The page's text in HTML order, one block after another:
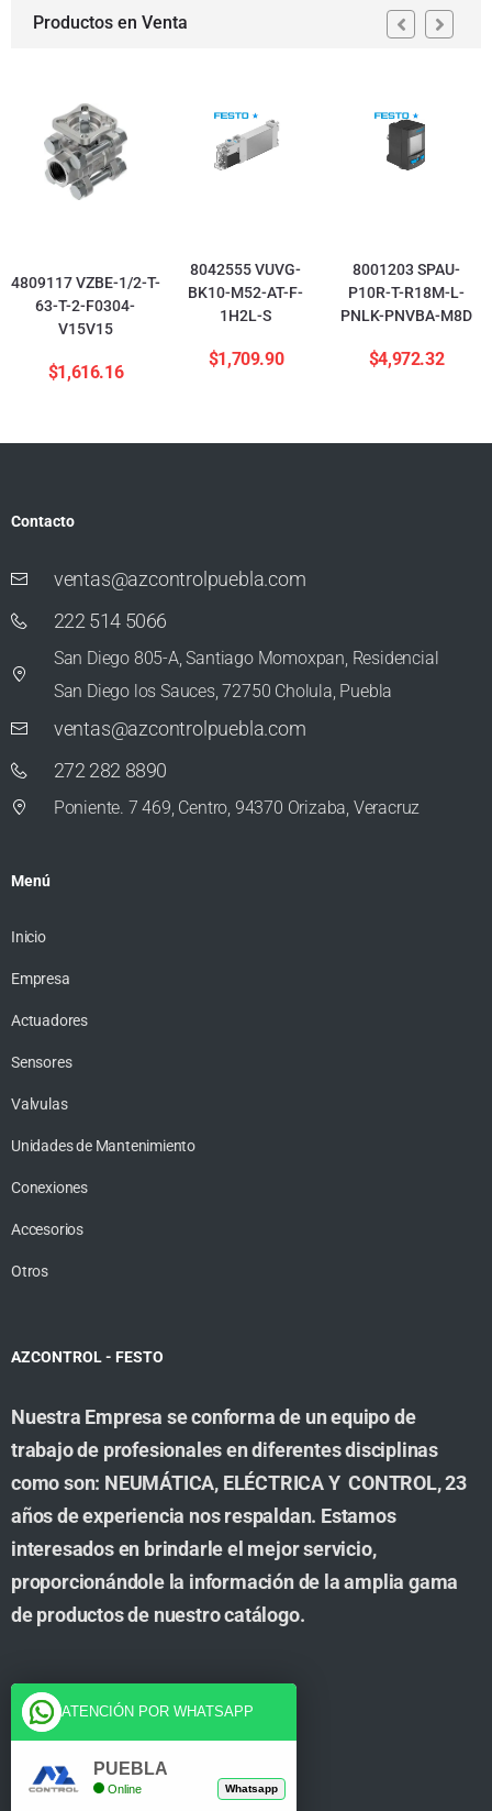
Productos en Venta
4809117 VZBE-1/2-T-
63-T-2-F0304-
V15V15
$1,616.16
8042555 VUVG-
BK10-M52-AT-F-
1H2L-S
$1,709.90
8001203 SPAU-
P10R-T-R18M-L-
PNLK-PNVBA-M8D
$4,972.32
Contacto
ventas@azcontrolpuebla.com
222 514 5066
San Diego 805-A, Santiago Momoxpan, Residencial
San Diego los Sauces, 72750 Cholula, Puebla
ventas@azcontrolpuebla.com
272 282 8890
Poniente. 7 469, Centro, 94370 Orizaba, Veracruz
Menú
Inicio
Empresa
Actuadores
Sensores
Valvulas
Unidades de Mantenimiento
Conexiones
Accesorios
Otros
AZCONTROL - FESTO
Nuestra Empresa se conforma de un equipo de
trabajo de profesionales en diferentes disciplinas
como son: NEUMÁTICA, ELÉCTRICA Y CONTROL, 23
años de experiencia nos respaldan. Estamos
interesados en brindarle el mejor servicio,
proporcionándole la información de la amplia gama
de productos de nuestro catálogo.
Cuenta
Tienda
ATENCIÓN POR WHATSAPP
PUEBLA
Online Whatsapp